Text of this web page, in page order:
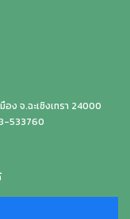
อง จ.ฉะเชิงเทรา 24000
533760